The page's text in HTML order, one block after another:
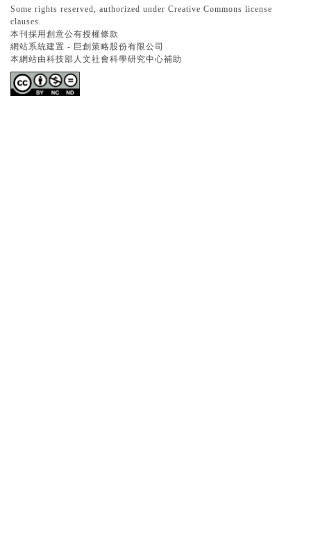
Some rights reserved, authorized under Creative Commons license
clauses.
本刊採用創意公有授權條款
網站系統建置 - 巨創策略股份有限公司
本網站由科技部人文社會科學研究中心補助